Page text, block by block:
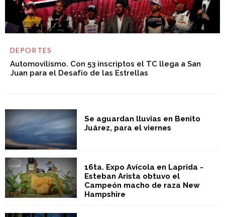
DEPORTES
Automovilismo. Con 53 inscriptos el TC llega a San
Juan para el Desafío de las Estrellas
Se aguardan lluvias en Benito
Juárez, para el viernes
16ta. Expo Avícola en Laprida -
Esteban Arista obtuvo el
Campeón macho de raza New
Hampshire